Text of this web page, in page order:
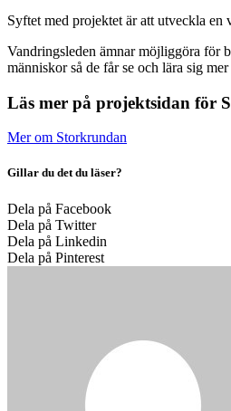
Syftet med projektet är att utveckla
Vandringsleden ämnar möjliggöra för
människor så de får se och lära sig
Läs mer på projektsidan för
Mer om Storkrundan
Gillar du det du läser?
Dela på Facebook
Dela på Twitter
Dela på Linkedin
Dela på Pinterest